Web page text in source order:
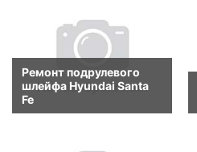
Ремонт подрулевого
шлейфа Hyundai Santa
Fe